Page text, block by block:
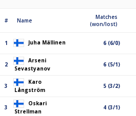
# Name
Matches
(won/lost)
1 Juha Mällinen 6 (6/0)
2
Arseni
Sevastyanov
6 (5/1)
3
Karo
Långström
5 (3/2)
3
Oskari
Strellman
4 (3/1)